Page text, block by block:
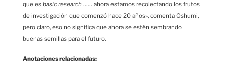
que es basic research …… ahora estamos recolectando los frutos
de investigación que comenzó hace 20 años», comenta Oshumi,
pero claro, eso no significa que ahora se estén sembrando
buenas semillas para el futuro.
Anotaciones relacionadas: